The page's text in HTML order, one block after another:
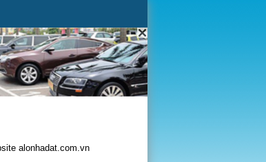
alonhadat.com.vn